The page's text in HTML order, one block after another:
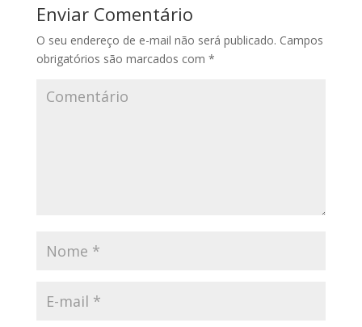
Enviar Comentário
O seu endereço de e-mail não será publicado. Campos
obrigatórios são marcados com *